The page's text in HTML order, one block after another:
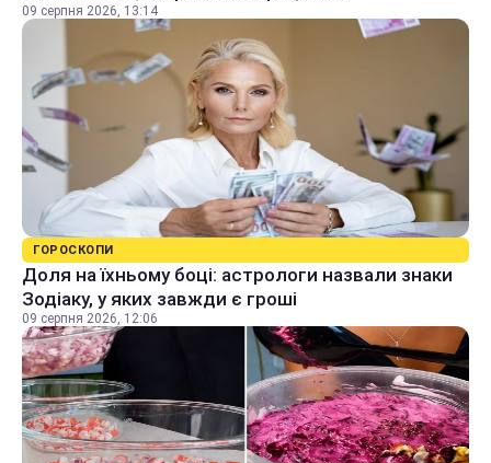
09 серпня 2026, 13:14
ГОРОСКОПИ
Доля на їхньому боці: астрологи назвали знаки
Зодіаку, у яких завжди є гроші
09 серпня 2026, 12:06